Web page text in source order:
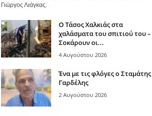
Γιώργος Λιάγκας.
Ο Τάσος Χαλκιάς στα
χαλάσματα του σπιτιού του –
Σοκάρουν οι...
4 Αυγούστου 2026
Ένα με τις φλόγες ο Σταμάτης
Γαρδέλης
2 Αυγούστου 2026